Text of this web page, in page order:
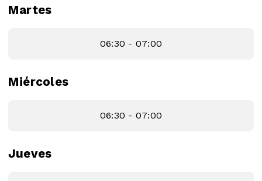
Martes
06:30 - 07:00
Miércoles
06:30 - 07:00
Jueves